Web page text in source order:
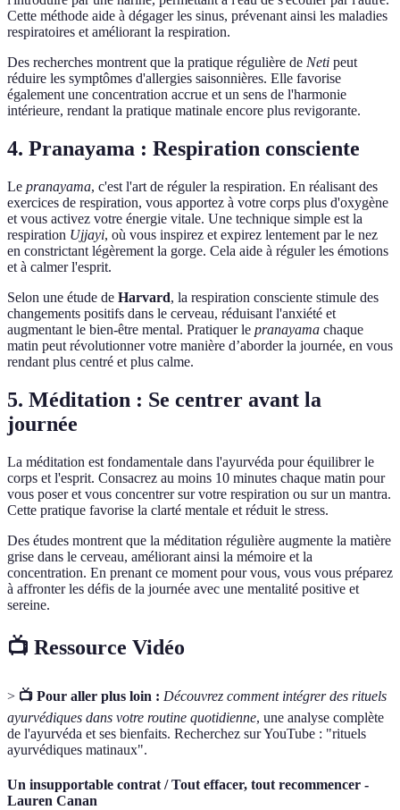
Cette méthode aide à dégager les sinus, prévenant ainsi les maladies
respiratoires et améliorant la respiration.
Des recherches montrent que la pratique régulière de Neti peut
réduire les symptômes d'allergies saisonnières. Elle favorise
également une concentration accrue et un sens de l'harmonie
intérieure, rendant la pratique matinale encore plus revigorante.
4. Pranayama : Respiration consciente
Le pranayama, c'est l'art de réguler la respiration. En réalisant des
exercices de respiration, vous apportez à votre corps plus d'oxygène
et vous activez votre énergie vitale. Une technique simple est la
respiration Ujjayi, où vous inspirez et expirez lentement par le nez
en constrictant légèrement la gorge. Cela aide à réguler les émotions
et à calmer l'esprit.
Selon une étude de Harvard, la respiration consciente stimule des
changements positifs dans le cerveau, réduisant l'anxiété et
augmentant le bien-être mental. Pratiquer le pranayama chaque
matin peut révolutionner votre manière d’aborder la journée, en vous
rendant plus centré et plus calme.
5. Méditation : Se centrer avant la
journée
La méditation est fondamentale dans l'ayurvéda pour équilibrer le
corps et l'esprit. Consacrez au moins 10 minutes chaque matin pour
vous poser et vous concentrer sur votre respiration ou sur un mantra.
Cette pratique favorise la clarté mentale et réduit le stress.
Des études montrent que la méditation régulière augmente la matière
grise dans le cerveau, améliorant ainsi la mémoire et la
concentration. En prenant ce moment pour vous, vous vous préparez
à affronter les défis de la journée avec une mentalité positive et
sereine.
📺 Ressource Vidéo
> 📺 Pour aller plus loin : Découvrez comment intégrer des rituels
ayurvédiques dans votre routine quotidienne, une analyse complète
de l'ayurvéda et ses bienfaits. Recherchez sur YouTube : "rituels
ayurvédiques matinaux".
Un insupportable contrat / Tout effacer, tout recommencer -
Lauren Canan